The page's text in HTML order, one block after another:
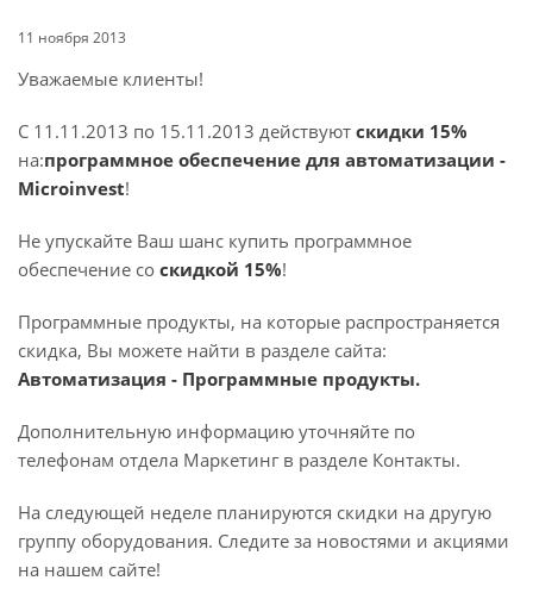
11 ноября 2013
Уважаемые клиенты!
С 11.11.2013 по 15.11.2013 действуют скидки 15%
на:программное обеспечение для автоматизации -
Microinvest!
Не упускайте Ваш шанс купить программное
обеспечение со скидкой 15%!
Программные продукты, на которые распространяется
скидка, Вы можете найти в разделе сайта:
Автоматизация - Программные продукты.
Дополнительную информацию уточняйте по
телефонам отдела Маркетинг в разделе Контакты.
На следующей неделе планируются скидки на другую
группу оборудования. Следите за новостями и акциями
на нашем сайте!